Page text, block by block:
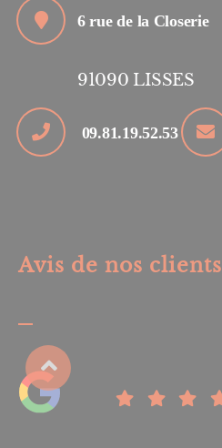
6 rue de la Closerie
91090 LISSES
09.81.19.52.53
Avis de nos clients